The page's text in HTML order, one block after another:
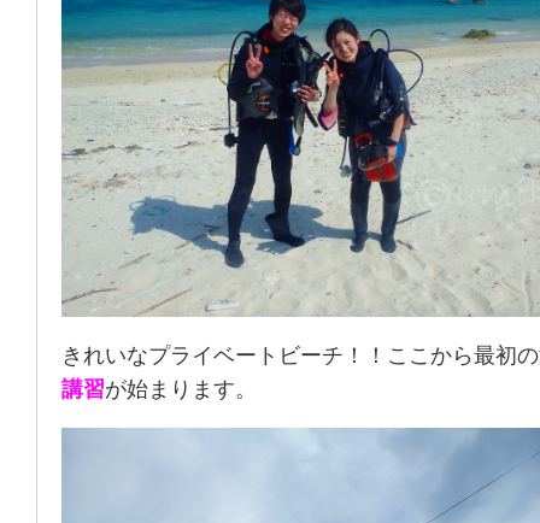
きれいなプライベートビーチ！！ここから最初
講習が始まります。